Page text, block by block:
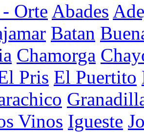
Orte Abades
Batan
Chamorga
Pris El Puertito
Vinos Igueste